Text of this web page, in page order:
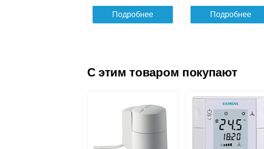
GRILL.SGWL-16-
34 891
Конвектор
с решеткой
GRILL.SGWL-16-
1700 венге.
36 818
Подробнее Подробнее
ITT.080.200.1200 с
решеткой
Конвектор
ITT.080.200.600 с
решеткой
C этим товаром покупают